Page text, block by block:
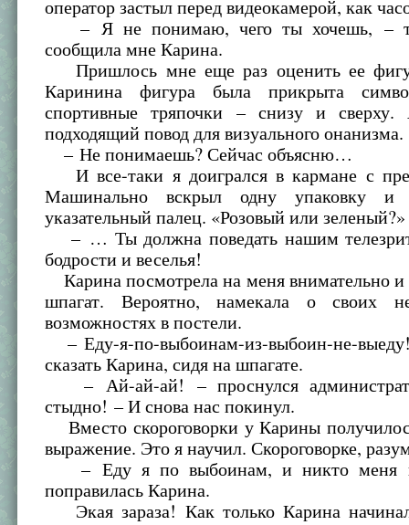
оператор застыл перед видеокамерой, как
– Я не понимаю, чего ты хочешь, –
сообщила мне Карина.
Пришлось мне еще раз оценить ее
Каринина фигура была прикрыта
спортивные тряпочки – снизу и
подходящий повод для визуального онанизма.
– Не понимаешь? Сейчас объясню…
И все-таки я доигрался в кармане с
Машинально вскрыл одну упаковку и
указательный палец. «Розовый или зеленый?»
– … Ты должна поведать нашим
бодрости и веселья!
Карина посмотрела на меня внимательно и
шпагат. Вероятно, намекала о своих
возможностях в постели.
– Еду-я-по-выбоинам-из-выбоин-не-
сказать Карина, сидя на шпагате.
– Ай-ай-ай! – проснулся
стыдно! – И снова нас покинул.
Вместо скороговорки у Карины
выражение. Это я научил. Скороговорке,
– Еду я по выбоинам, и никто меня
поправилась Карина.
Экая зараза! Как только Карина